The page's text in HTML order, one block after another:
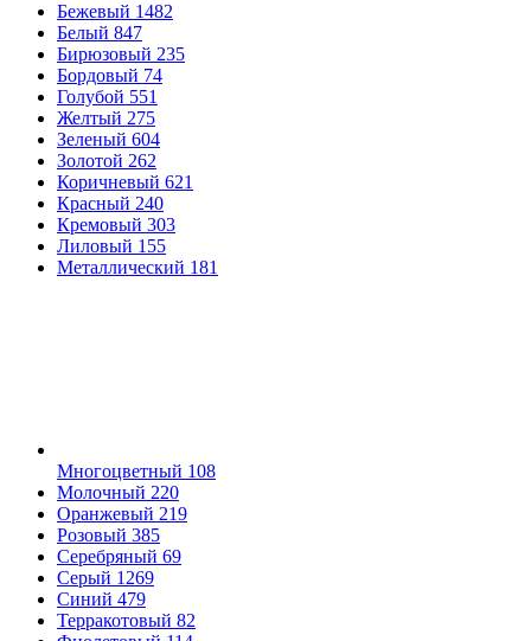
Бежевый 1482
Белый 847
Бирюзовый 235
Бордовый 74
Голубой 551
Желтый 275
Зеленый 604
Золотой 262
Коричневый 621
Красный 240
Кремовый 303
Лиловый 155
Металлический 181
Многоцветный 108
Молочный 220
Оранжевый 219
Розовый 385
Серебряный 69
Серый 1269
Синий 479
Терракотовый 82